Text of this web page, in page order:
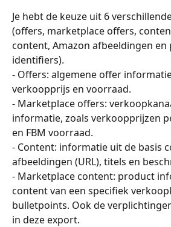
Je hebt de keuze uit 6
(offers, marketplace offers,
content, Amazon afbeeldingen
identifiers).
- Offers: algemene offer
verkoopprijs en voorraad.
- Marketplace offers:
informatie, zoals verkoopprijzen
en FBM voorraad.
- Content: informatie uit de basis
afbeeldingen (URL), titels en
- Marketplace content: product
content van een specifiek
bulletpoints. Ook de
in deze export.